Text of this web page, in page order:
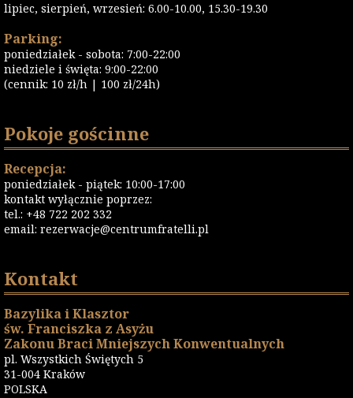
lipiec, sierpień, wrzesień: 6.00-10.00, 15.30-19.30
Parking:
poniedziałek - sobota: 7:00-22:00
niedziele i święta: 9:00-22:00
(cennik: 10 zł/h | 100 zł/24h)
Pokoje gościnne
Recepcja:
poniedziałek - piątek: 10:00-17:00
kontakt wyłącznie poprzez:
tel.: +48 722 202 332
email: rezerwacje@centrumfratelli.pl
Kontakt
Bazylika i Klasztor
św. Franciszka z Asyżu
Zakonu Braci Mniejszych Konwentualnych
pl. Wszystkich Świętych 5
31-004 Kraków
POLSKA